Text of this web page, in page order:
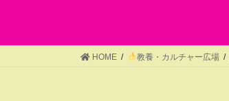
HOME 教養・カルチャー広場